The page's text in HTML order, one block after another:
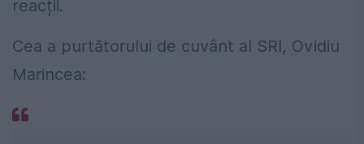
reacții.
Cea a purtătorului de cuvânt al SRI, Ovidiu
Marincea: